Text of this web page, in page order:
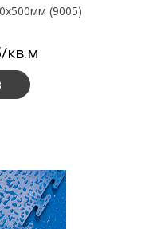
(9005)
кв.м